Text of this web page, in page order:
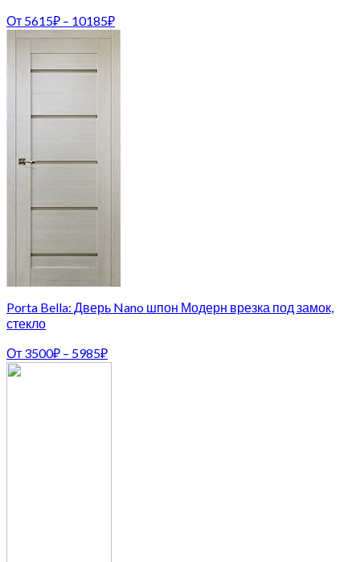
От 5615₽ – 10185₽
Porta Bella: Дверь Nano шпон Модерн врезка под замок,
стекло
От 3500₽ – 5985₽